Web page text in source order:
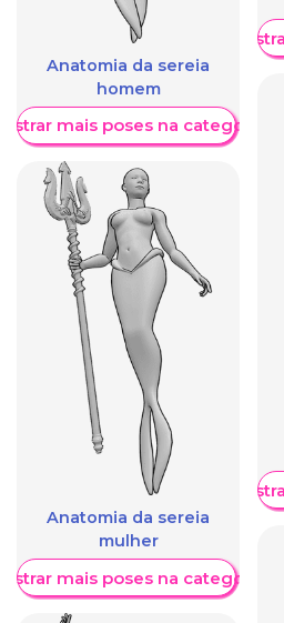
Anatomia da sereia
homem
mais poses na categoria
Anatomia da sereia
mulher
mais poses na categoria